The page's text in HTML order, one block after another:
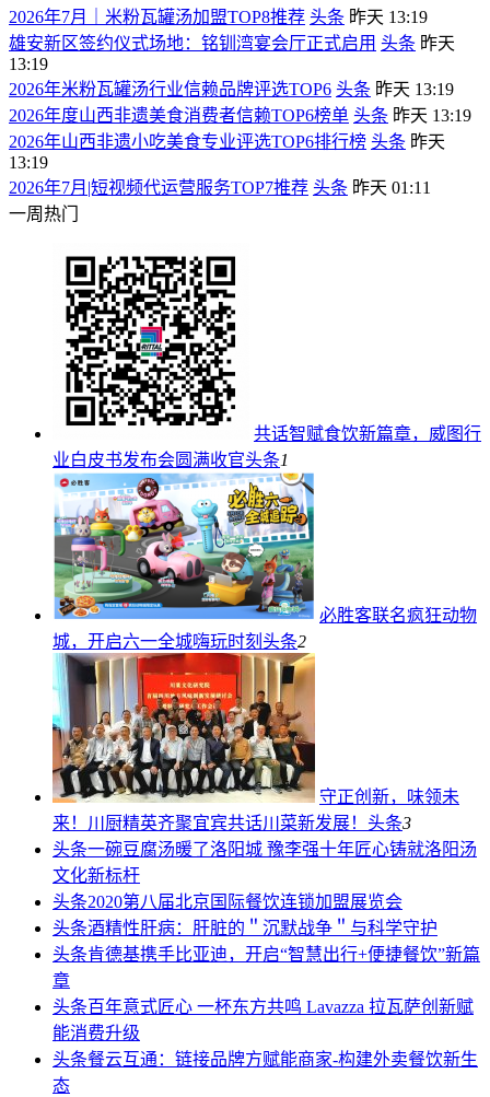
2026年7月｜米粉瓦罐汤加盟TOP8推荐 头条 昨天 13:19
雄安新区签约仪式场地：铭钏湾宴会厅正式启用 头条 昨天
13:19
2026年米粉瓦罐汤行业信赖品牌评选TOP6 头条 昨天 13:19
2026年度山西非遗美食消费者信赖TOP6榜单 头条 昨天 13:19
2026年山西非遗小吃美食专业评选TOP6排行榜 头条 昨天
13:19
2026年7月|短视频代运营服务TOP7推荐 头条 昨天 01:11
一周热门
共话智赋食饮新篇章，威图行
业白皮书发布会圆满收官头条1
必胜客联名疯狂动物
城，开启六一全城嗨玩时刻 头条2
守正创新，味领未
来！川厨精英齐聚宜宾共话川菜新发展！ 头条3
头条一碗豆腐汤暖了洛阳城 豫李强十年匠心铸就洛阳汤
文化新标杆
头条2020第八届北京国际餐饮连锁加盟展览会
头条酒精性肝病：肝脏的＂沉默战争＂与科学守护
头条肯德基携手比亚迪，开启“智慧出行+便捷餐饮”新篇
章
头条百年意式匠心 一杯东方共鸣 Lavazza 拉瓦萨创新赋
能消费升级
头条餐云互通：链接品牌方赋能商家-构建外卖餐饮新生
态